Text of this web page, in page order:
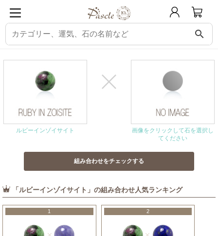
search
パスクル 組み合わせ・相性チェック ルビーインゾイサイトと相性の良い石
ルビーインゾイサイト
画像をクリックして石を選択し
てください
「ルビーインゾイサイト」の組み合わせ人気ランキング
1 2